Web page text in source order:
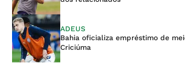
ADEUS
Bahia oficializa empréstimo de
Criciúma